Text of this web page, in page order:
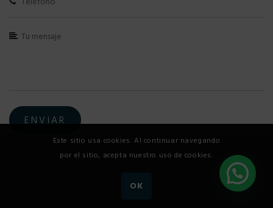
uniquepilates.co - Derechos Reservados © 2026.
Este sitio usa cookies. Al continuar navegando
por el sitio, acepta nuestro uso de cookies.
OK